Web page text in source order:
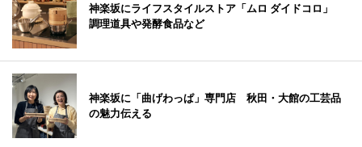
神楽坂にライフスタイルストア「ムロ ダイドコロ」
調理道具や発酵食品など
神楽坂に「曲げわっぱ」専門店 秋田・大館の工芸品
の魅力伝える